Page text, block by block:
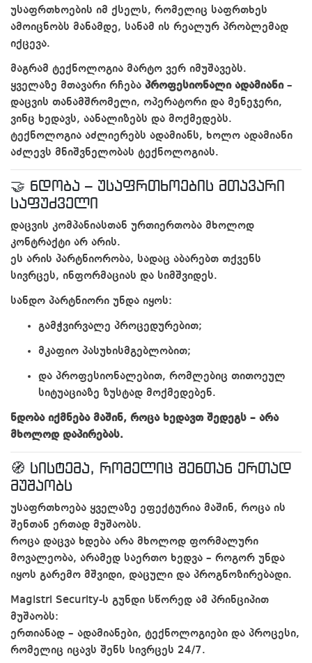
უსაფრთხოების იმ ქსელს, რომელიც საფრთხეს
ამოიცნობს მანამდე, სანამ ის რეალურ პრობლემად
იქცევა.
მაგრამ ტექნოლოგია მარტო ვერ იმუშავებს.
ყველაზე მთავარი რჩება პროფესიონალი ადამიანი–
დაცვის თანამშრომელი, ოპერატორი და მენეჯერი,
ვინც ხედავს, აანალიზებს და მოქმედებს.
ტექნოლოგია აძლიერებს ადამიანს, ხოლო ადამიანი
აძლევს მნიშვნელობას ტექნოლოგიას.
🤝 ნდობა – უსაფრთხოების მთავარი
საფუძველი
დაცვის კომპანიასთან ურთიერთობა მხოლოდ
კონტრაქტი არ არის.
ეს არის პარტნიორობა, სადაც აბარებთ თქვენს
სივრცეს, ინფორმაციას და სიმშვიდეს.
სანდო პარტნიორი უნდა იყოს:
გამჭვირვალე პროცედურებით;
მკაფიო პასუხისმგებლობით;
და პროფესიონალებით, რომლებიც თითოეულ
სიტუაციაზე ზუსტად მოქმედებენ.
ნდობა იქმნება მაშინ, როცა ხედავთ შედეგს – არა
მხოლოდ დაპირებას.
🧭 სისტემა, რომელიც შენთან ერთად
მუშაობს
უსაფრთხოება ყველაზე ეფექტურია მაშინ, როცა ის
შენთან ერთად მუშაობს.
როცა დაცვა ხდება არა მხოლოდ ფორმალური
მოვალეობა, არამედ საერთო ხედვა – როგორ უნდა
იყოს გარემო მშვიდი, დაცული და პროგნოზირებადი.
Magistri Security-ს გუნდი სწორედ ამ პრინციპით
მუშაობს:
ერთიანად – ადამიანები, ტექნოლოგიები და პროცესი,
რომელიც იცავს შენს სივრცეს 24/7.